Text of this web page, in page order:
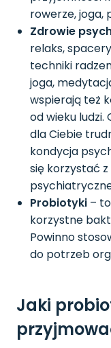
rowerze, joga,
Zdrowie
relaks,
techniki
joga,
wspierają też
od wieku
dla Ciebie
kondycja
się korzystać
Probiotyki –
korzystne
Powinno
do potrzeb
Jaki